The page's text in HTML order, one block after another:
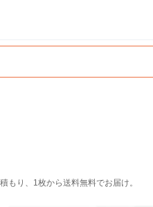
もり、1枚から送料無料でお届け。